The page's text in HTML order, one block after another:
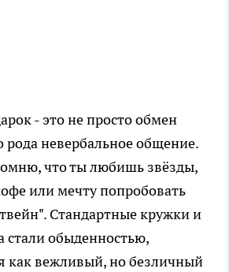
- это не просто обмен
рода невербальное общение.
что ты любишь звёзды,
или мечту попробовать
Стандартные кружки и
стали обыденностью,
как вежливый, но безличный